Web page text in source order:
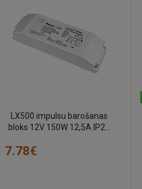
LX500 impulsu barošanas
bloks 12V 150W 12,5A IP20
7.78€